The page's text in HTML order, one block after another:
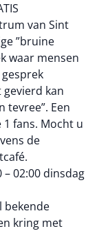
van Sint
”bruine
waar mensen
kan
tevree”. Een
fans. Mocht u
de
– 02:00 dinsdag
bekende
kring met